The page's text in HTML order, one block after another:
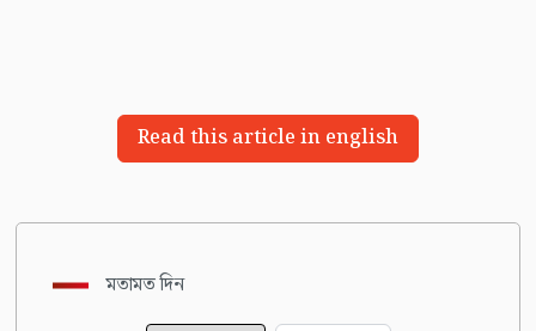
Read this article in english
মতামত দিন